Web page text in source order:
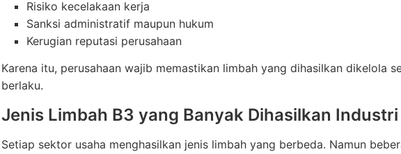
Risiko kecelakaan kerja
Sanksi administratif maupun hukum
Kerugian reputasi perusahaan
Karena itu, perusahaan wajib memastikan limbah yang dihasilkan dikelola
berlaku.
Jenis Limbah B3 yang Banyak Dihasilkan Industri
Setiap sektor usaha menghasilkan jenis limbah yang berbeda. Namun